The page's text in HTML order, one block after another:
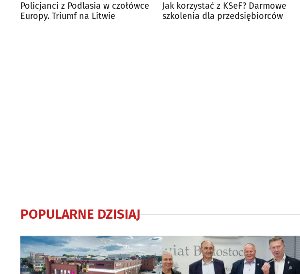
Policjanci z Podlasia w czołówce
Europy. Triumf na Litwie
Jak korzystać z KSeF? Darmowe
szkolenia dla przedsiębiorców
POPULARNE DZISIAJ